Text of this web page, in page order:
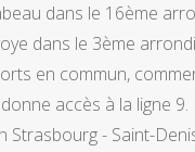
dans le 16ème
dans le 3ème
en commun,
accès à la ligne
- Saint-